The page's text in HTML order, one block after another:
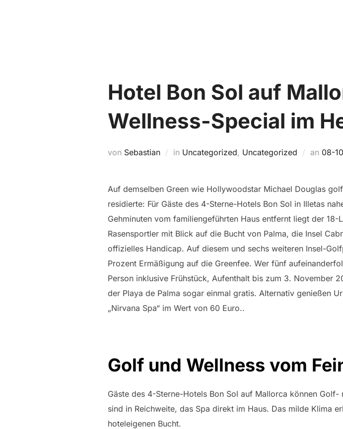
Hotel Bon Sol auf
Wellness-Special im
von Sebastian in Uncategorized, Uncategorized an 08-
Auf demselben Green wie Hollywoodstar Michael Douglas
residierte: Für Gäste des 4-Sterne-Hotels Bon Sol in Illetas
Gehminuten vom familiengeführten Haus entfernt liegt der
Rasensportler mit Blick auf die Bucht von Palma, die Insel
offizielles Handicap. Auf diesem und sechs weiteren Insel-
Prozent Ermäßigung auf die Greenfee. Wer fünf
Person inklusive Frühstück, Aufenthalt bis zum 3. November
der Playa de Palma sogar einmal gratis. Alternativ genießen
„Nirvana Spa“ im Wert von 60 Euro..
Golf und Wellness vom
Gäste des 4-Sterne-Hotels Bon Sol auf Mallorca können
sind in Reichweite, das Spa direkt im Haus. Das milde Klima
hoteleigenen Bucht.